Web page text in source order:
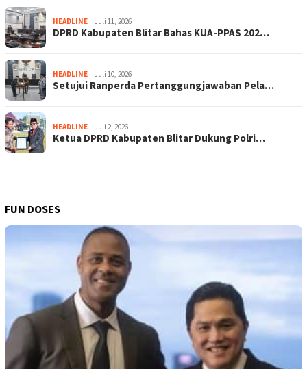
HEADLINE Juli 11, 2026
DPRD Kabupaten Blitar Bahas KUA-PPAS 202…
HEADLINE Juli 10, 2026
Setujui Ranperda Pertanggungjawaban Pela…
HEADLINE Juli 2, 2026
Ketua DPRD Kabupaten Blitar Dukung Polri…
FUN DOSES